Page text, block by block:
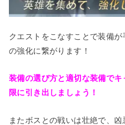
クエストをこなすことで装備
の強化に繋がります！
装備の選び方と適切な装備で
限に引き出しましょう！
またボスとの戦いは壮絶で、凶